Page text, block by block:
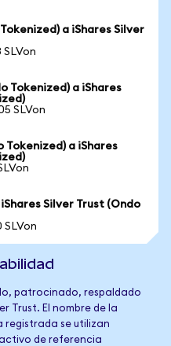
Tokenized) a iShares Silver
SLVon
Tokenized) a iShares
SLVon
Tokenized) a iShares
Silver Trust (Ondo
SLVon
patrocinado, respaldado
Trust. El nombre de la
registrada se utilizan
de referencia